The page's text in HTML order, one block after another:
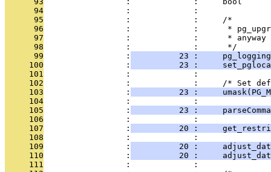
      94
                 :             :
      95
                 :             :     /*
      96
:             :      *
      97
:             :      *
      98
                 :             :      */
      99
                 :
23 :
     100
                 :
23 :
     101
                 :             :
     102
:             :     /* Set
     103
                 :
23 :
     104
                 :             :
     105
                 :
23 :
     106
                 :             :
     107
                 :
20 :
     108
                 :             :
     109
                 :
20 :
     110
                 :
20 :
     111
                 :             :